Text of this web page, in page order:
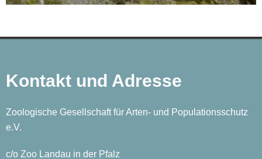
Kontakt und Adresse
Zoologische Gesellschaft für Arten- und Populationsschutz
e.V.
c/o Zoo Landau in der Pfalz